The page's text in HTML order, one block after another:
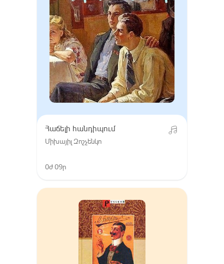
Հաճելի հանդիպում
Միխայիլ Զոշչենկո
0ժ 09ր